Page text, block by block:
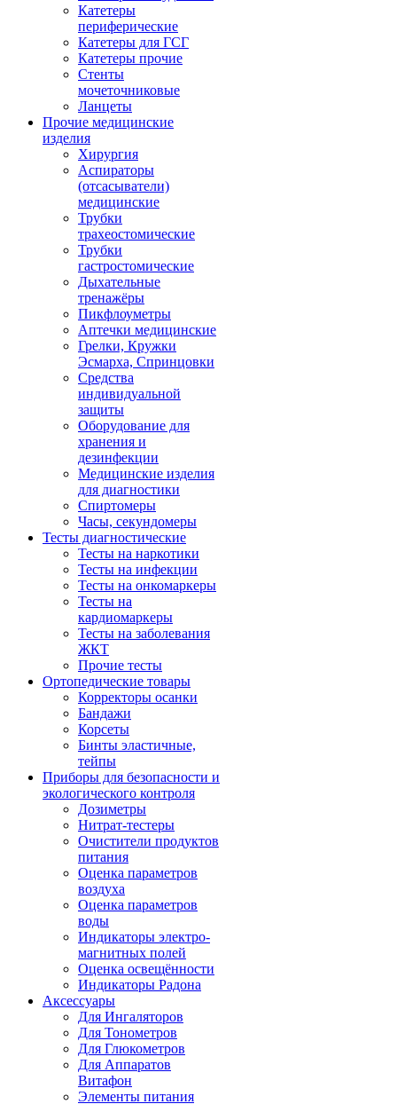
Катетеры
периферические
Катетеры для ГСГ
Катетеры прочие
Стенты
мочеточниковые
Ланцеты
Прочие медицинские
изделия
Хирургия
Аспираторы
(отсасыватели)
медицинские
Трубки
трахеостомические
Трубки
гастростомические
Дыхательные
тренажёры
Пикфлоуметры
Аптечки медицинские
Грелки, Кружки
Эсмарха, Спринцовки
Средства
индивидуальной
защиты
Оборудование для
хранения и
дезинфекции
Медицинские изделия
для диагностики
Спиртомеры
Часы, секундомеры
Тесты диагностические
Тесты на наркотики
Тесты на инфекции
Тесты на онкомаркеры
Тесты на
кардиомаркеры
Тесты на заболевания
ЖКТ
Прочие тесты
Ортопедические товары
Корректоры осанки
Бандажи
Корсеты
Бинты эластичные,
тейпы
Приборы для безопасности и
экологического контроля
Дозиметры
Нитрат-тестеры
Очистители продуктов
питания
Оценка параметров
воздуха
Оценка параметров
воды
Индикаторы электро-
магнитных полей
Оценка освещённости
Индикаторы Радона
Аксессуары
Для Ингаляторов
Для Тонометров
Для Глюкометров
Для Аппаратов
Витафон
Элементы питания